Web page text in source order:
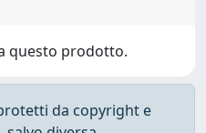
questo prodotto.
da copyright e